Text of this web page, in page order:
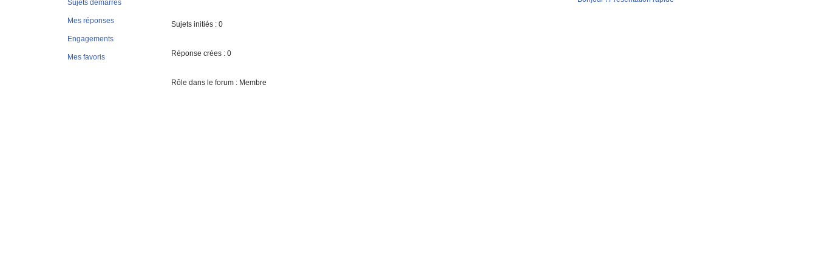
Sujets démarrés
Mes réponses
Engagements
Mes favoris
Sujets initiés : 0
Réponse crées : 0
Rôle dans le forum : Membre